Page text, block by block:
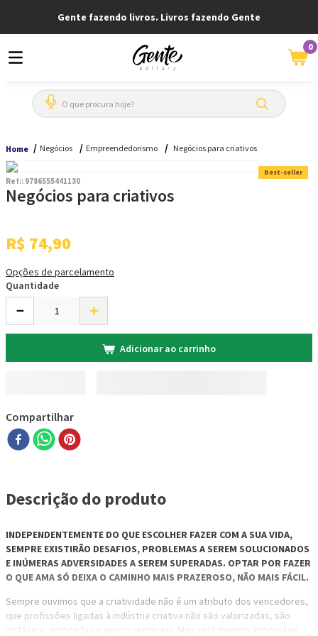
Gente fazendo livros. Livros fazendo Gente
0
O que procura hoje?
Home Negócios Empreendedorismo Negócios para criativos
Best-seller
Ref:: 9786555441130
Negócios para criativos
R$ 74,90
Opções de parcelamento
Quantidade
＋
－
Adicionar ao carrinho
Compartilhar
Descrição do produto
INDEPENDENTEMENTE DO QUE ESCOLHER FAZER COM A SUA VIDA,
SEMPRE EXISTIRÃO DESAFIOS, PROBLEMAS A SEREM SOLUCIONADOS
E INÚMERAS ADVERSIDADES A SEREM SUPERADAS. OPTAR POR FAZER
O QUE AMA SÓ DEIXA O CAMINHO MAIS PRAZEROSO, NÃO MAIS FÁCIL.
Sempre ouvimos que a criatividade não é um atributo dos vencedores,
que profissões ligadas à indústria criativa não são valorizadas, são
instáveis, arriscadas e pouco rentáveis. Mas será mesmo impossível